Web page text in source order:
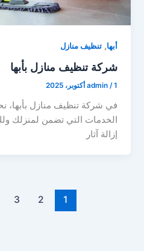
أبها,تنظيف منازل
شركة تنظيف منازل بأبها
admin /1 أكتوبر، 2025
في شركة تنظيف منازل بأبها،
الخدمات التي تضمن لمنزلك ولك
إزالة آثار
1
2
3